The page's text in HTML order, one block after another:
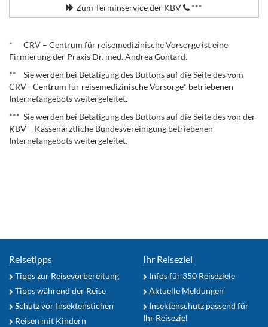
Zum Terminservice der KBV ***
* CRV – Centrum für reisemedizinische Vorsorge ist eine
Firmierung der Praxis Dr. med. Andrea Gontard.
** Sie werden bei Betätigung des Buttons auf die Seite des vom
CRV - Centrum für reisemedizinische Vorsorge* betriebenen
Internetangebots weitergeleitet.
*** Sie werden bei Betätigung des Buttons auf die Seite des von der
KBV – Kassenärztliche Bundesvereinigung betriebenen
Internetangebots weitergeleitet.
Reisetipps
Tipps zur Reisevorbereitung
Tipps während der Reise
Schutz vor Insektenstichen
Reisen mit Kindern
Ihr Reiseziel
Infos für 350 Reiseziele
Aktuelle Meldungen
Insektenschutz passend für
Ihr Reiseziel